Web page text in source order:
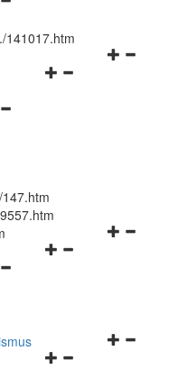
./141017.htm
Navigationsmenü
/147.htm
Navigationsmenü
Navigationsmenü